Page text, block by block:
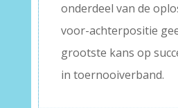
onderdeel van de
voor-achterpositie
grootste kans op
in toernooiverband.